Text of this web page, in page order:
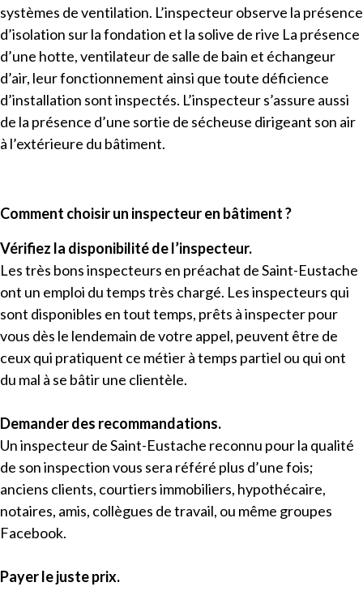
systèmes de ventilation. L’inspecteur observe la présence
d’isolation sur la fondation et la solive de rive La présence
d’une hotte, ventilateur de salle de bain et échangeur
d’air, leur fonctionnement ainsi que toute déficience
d’installation sont inspectés. L’inspecteur s’assure aussi
de la présence d’une sortie de sécheuse dirigeant son air
à l’extérieure du bâtiment.
Comment choisir un inspecteur en bâtiment ?
Vérifiez la disponibilité de l’inspecteur.
Les très bons inspecteurs en préachat de Saint-Eustache
ont un emploi du temps très chargé. Les inspecteurs qui
sont disponibles en tout temps, prêts à inspecter pour
vous dès le lendemain de votre appel, peuvent être de
ceux qui pratiquent ce métier à temps partiel ou qui ont
du mal à se bâtir une clientèle.
Demander des recommandations.
Un inspecteur de Saint-Eustache reconnu pour la qualité
de son inspection vous sera référé plus d’une fois;
anciens clients, courtiers immobiliers, hypothécaire,
notaires, amis, collègues de travail, ou même groupes
Facebook.
Payer le juste prix.